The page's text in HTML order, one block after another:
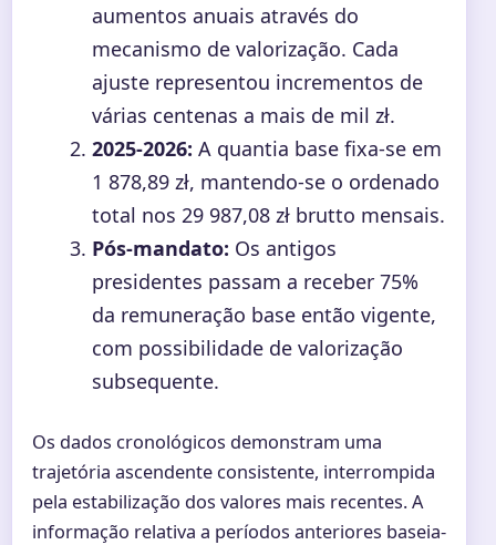
aumentos anuais através do
mecanismo de valorização. Cada
ajuste representou incrementos de
várias centenas a mais de mil zł.
2025-2026: A quantia base fixa-se em
1 878,89 zł, mantendo-se o ordenado
total nos 29 987,08 zł brutto mensais.
Pós-mandato: Os antigos
presidentes passam a receber 75%
da remuneração base então vigente,
com possibilidade de valorização
subsequente.
Os dados cronológicos demonstram uma
trajetória ascendente consistente, interrompida
pela estabilização dos valores mais recentes. A
informação relativa a períodos anteriores baseia-